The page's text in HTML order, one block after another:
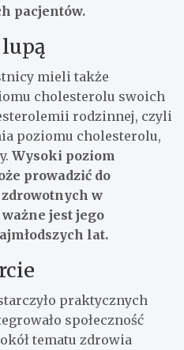
pacjentów.
mieli także
cholesterolu swoich
rodzinnej, czyli
poziomu cholesterolu,
Wysoki poziom
prowadzić do
w
jest jego
lat.
praktycznych
społeczność
tematu zdrowia